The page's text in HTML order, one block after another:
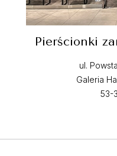
Pierścionki
ul.
Galeria
53-